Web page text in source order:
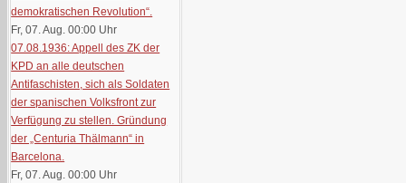
demokratischen Revolution“.
Fr, 07. Aug. 00:00 Uhr
07.08.1936: Appell des ZK der
KPD an alle deutschen
Antifaschisten, sich als Soldaten
der spanischen Volksfront zur
Verfügung zu stellen. Gründung
der „Centuria Thälmann“ in
Barcelona.
Fr, 07. Aug. 00:00 Uhr